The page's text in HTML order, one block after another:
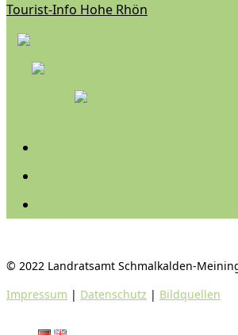
Tourist-Info Hohe Rhön
© 2022 Landratsamt Schmalkalden-
Impressum | Datenschutz | Bildquellen